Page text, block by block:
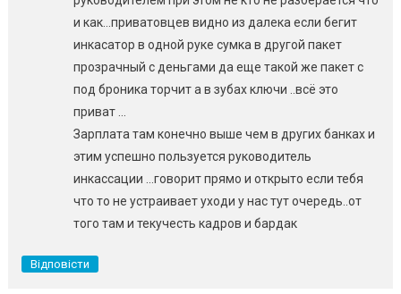
и как…приватовцев видно из далека если бегит
инкасатор в одной руке сумка в другой пакет
прозрачный с деньгами да еще такой же пакет с
под броника торчит а в зубах ключи ..всё это
приват …
Зарплата там конечно выше чем в других банках и
этим успешно пользуется руководитель
инкассации …говорит прямо и открыто если тебя
что то не устраивает уходи у нас тут очередь..от
того там и текучесть кадров и бардак
Відповісти